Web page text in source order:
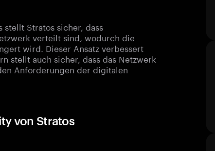
stellt Stratos sicher, dass
verteilt sind, wodurch die
wird. Dieser Ansatz verbessert
stellt auch sicher, dass das Netzwerk
Anforderungen der digitalen
von Stratos